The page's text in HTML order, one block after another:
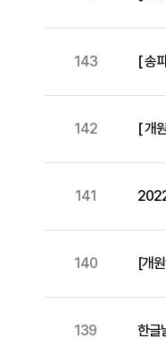
143 [ 송
142 [ 개
141
140 [개
139 한글